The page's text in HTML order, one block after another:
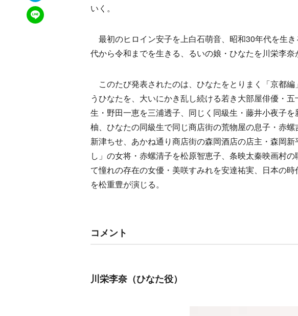
LINEで送る
いく。
最初のヒロイン安子を上白石萌音、昭和30年代を生
代から令和までを生きる、るいの娘・ひなたを川栄李奈
このたび発表されたのは、ひなたをとりまく「京都
うひなたを、大いにかき乱し続ける若き大部屋俳優・
生・野田一恵を三浦透子、同じく同級生・藤井小夜子
柚、ひなたの同級生で同じ商店街の荒物屋の息子・赤
新津ちせ、あかね通り商店街の森岡酒店の店主・森岡
し」の女将・赤螺清子を松原智恵子、条映太秦映画村
て憧れの存在の女優・美咲すみれを安達祐実、日本の
を松重豊が演じる。
コメント
川栄李奈（ひなた役）